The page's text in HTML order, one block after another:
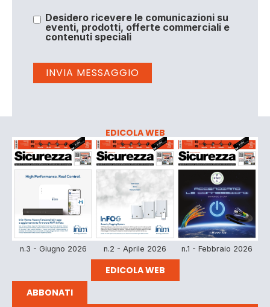
Desidero ricevere le comunicazioni su
eventi, prodotti, offerte commerciali e
contenuti speciali
EDICOLA WEB
n.3 - Giugno 2026 n.2 - Aprile 2026 n.1 - Febbraio 2026
EDICOLA WEB
ABBONATI